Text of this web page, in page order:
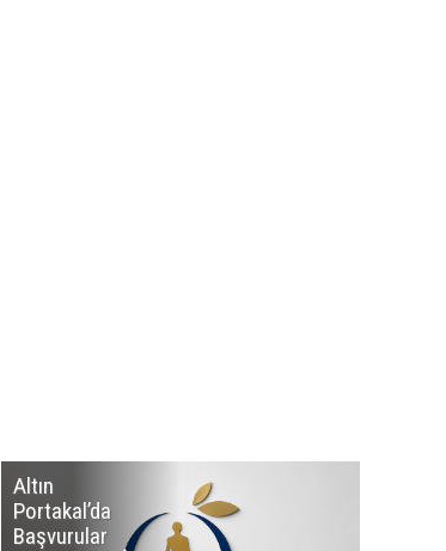
Altın
Portakal’da
Başvurular